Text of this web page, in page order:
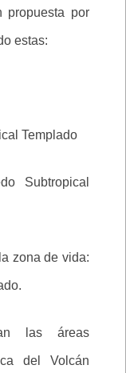
propuesta por
estas:
Templado
Subtropical
zona de vida:
las áreas
del Volcán